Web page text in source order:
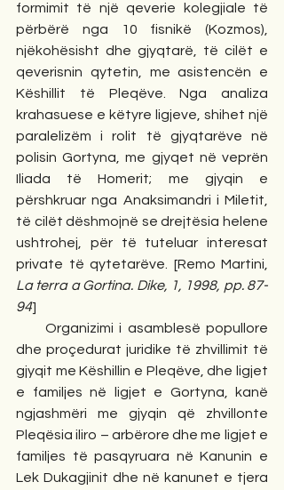
formimit të një qeverie kolegjiale të
përbërë nga 10 fisnikë (Kozmos),
njëkohësisht dhe gjyqtarë, të cilët e
qeverisnin qytetin, me asistencën e
Këshillit të Pleqëve. Nga analiza
krahasuese e këtyre ligjeve, shihet një
paralelizëm i rolit të gjyqtarëve në
polisin Gortyna, me gjyqet në veprën
Iliada të Homerit; me gjyqin e
përshkruar nga Anaksimandri i Miletit,
të cilët dëshmojnë se drejtësia helene
ushtrohej, për të tuteluar interesat
La terra a Gortina. Dike, 1, 1998, pp. 87-
94]
Organizimi i asamblesë popullore
dhe proçedurat juridike të zhvillimit të
gjyqit me Këshillin e Pleqëve, dhe ligjet
e familjes në ligjet e Gortyna, kanë
ngjashmëri me gjyqin që zhvillonte
Pleqësia iliro – arbërore dhe me ligjet e
familjes të pasqyruara në Kanunin e
Lek Dukagjinit dhe në kanunet e tjera